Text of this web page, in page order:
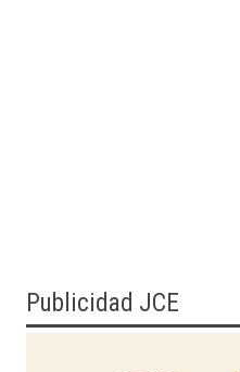
Publicidad JCE